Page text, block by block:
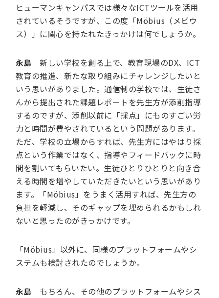
ヒューマンキャンパスでは様々なICTツールを活用
されているそうですが、この度「Möbius（メビウ
ス）」に関心を持たれたきっかけは何でしょうか。
永島 新しい学校を創る上で、教育現場のDX、ICT
教育の推進、新たな取り組みにチャレンジしたいと
いう思いがありました。通信制の学校では、生徒さ
んから提出された課題レポートを先生方が添削指導
するのですが、添削以前に「採点」にものすごい労
力と時間が費やされているという問題があります。
ただ、学校の立場からすれば、先生方にはやはり採
点という作業ではなく、指導やフィードバックに時
間を割いてもらいたい。生徒ひとりひとりと向き合
える時間を増やしていただきたいという思いがあり
ます。「Möbius」をうまく活用すれば、先生方の
負担を軽減し、そのギャップを埋められるかもしれ
ないと思ったのがきっかけです。
「Möbius」以外に、同様のプラットフォームやシ
ステムも検討されたのでしょうか。
永島 もちろん、その他のプラットフォームやシス